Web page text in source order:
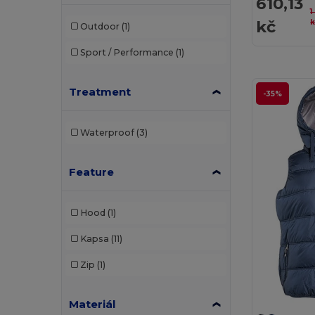
Outdoor (1)
Sport / Performance (1)
Treatment
Waterproof (3)
Feature
Hood (1)
Kapsa (11)
Zip (1)
Materiál
kč
-35%